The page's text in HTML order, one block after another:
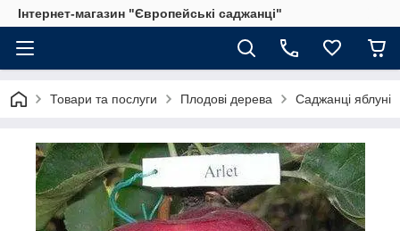
Інтернет-магазин "Європейські саджанці"
Товари та послуги Плодові дерева Саджанці яблуні